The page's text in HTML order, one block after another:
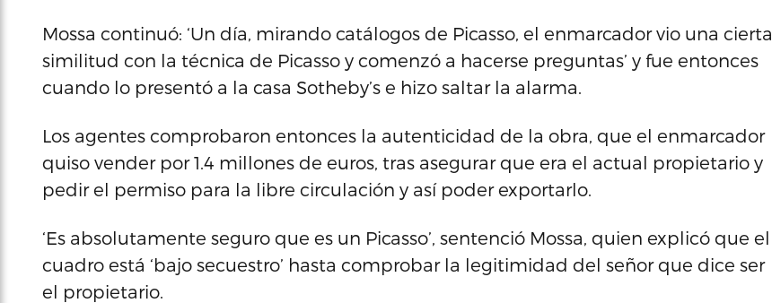
Mossa continuó: ‘Un día, mirando catálogos de Picasso, el enmarcador vio una cierta
similitud con la técnica de Picasso y comenzó a hacerse preguntas’ y fue entonces
cuando lo presentó a la casa Sotheby’s e hizo saltar la alarma.
Los agentes comprobaron entonces la autenticidad de la obra, que el enmarcador
quiso vender por 1.4 millones de euros, tras asegurar que era el actual propietario y
pedir el permiso para la libre circulación y así poder exportarlo.
‘Es absolutamente seguro que es un Picasso’, sentenció Mossa, quien explicó que el
cuadro está ‘bajo secuestro’ hasta comprobar la legitimidad del señor que dice ser
el propietario.